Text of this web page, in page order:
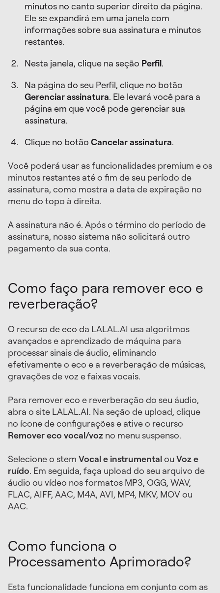
minutos no canto superior direito da página.
Ele se expandirá em uma janela com
informações sobre sua assinatura e minutos
restantes.
Nesta janela, clique na seção Perfil.
Na página do seu Perfil, clique no botão
Gerenciar assinatura. Ele levará você para a
página em que você pode gerenciar sua
assinatura.
Clique no botão Cancelar assinatura.
Você poderá usar as funcionalidades premium e os
minutos restantes até o fim de seu período de
assinatura, como mostra a data de expiração no
menu do topo à direita.
A assinatura não é. Após o término do período de
assinatura, nosso sistema não solicitará outro
pagamento da sua conta.
Como faço para remover eco e
reverberação?
O recurso de eco da LALAL.AI usa algoritmos
avançados e aprendizado de máquina para
processar sinais de áudio, eliminando
efetivamente o eco e a reverberação de músicas,
gravações de voz e faixas vocais.
Para remover eco e reverberação do seu áudio,
abra o site LALAL.AI. Na seção de upload, clique
no ícone de configurações e ative o recurso
Remover eco vocal/voz no menu suspenso.
Selecione o stem Vocal e instrumentalou Voz e
ruído. Em seguida, faça upload do seu arquivo de
áudio ou vídeo nos formatos MP3, OGG, WAV,
FLAC, AIFF, AAC, M4A, AVI, MP4, MKV, MOV ou
AAC.
Como funciona o
Processamento Aprimorado?
Esta funcionalidade funciona em conjunto com as